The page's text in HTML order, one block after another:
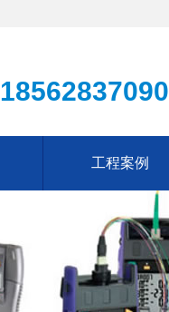
18562837090
工程案例